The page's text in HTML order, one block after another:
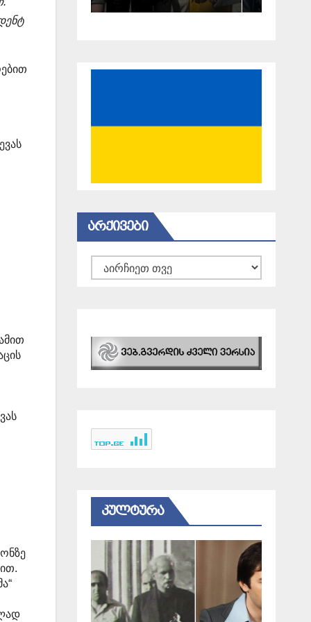
ᲐᲠᲥᲘᲕᲔᲑᲘ
არქივები
ᲙᲣᲚᲢᲣᲠᲐ